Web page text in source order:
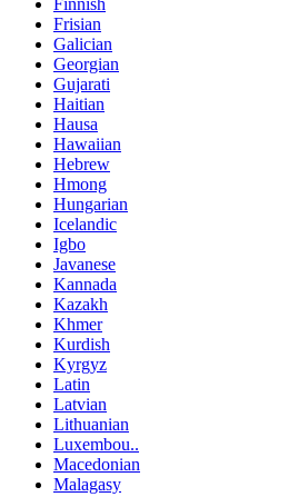
Frisian
Galician
Georgian
Gujarati
Haitian
Hausa
Hawaiian
Hebrew
Hmong
Hungarian
Icelandic
Igbo
Javanese
Kannada
Kazakh
Khmer
Kurdish
Kyrgyz
Latin
Latvian
Lithuanian
Luxembou..
Macedonian
Malagasy